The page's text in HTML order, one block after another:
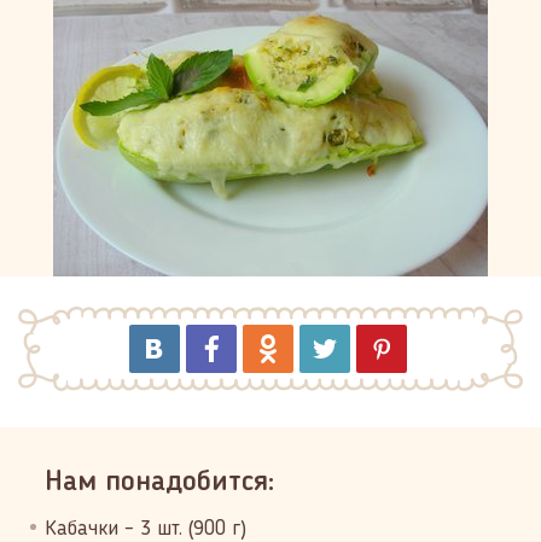
Нам понадобится:
Кабачки – 3 шт. (900 г)